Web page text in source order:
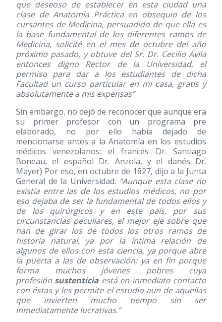
que deseoso de establecer en esta ciudad una
clase de Anatomía Práctica en obsequio de los
cursantes de Medicina, persuadido de que ella es
la base fundamental de los diferentes ramos de
Medicina, solicité en el mes de octubre del año
próximo pasado, y obtuve del Sr. Dr. Cecilio Ávila
entonces digno Rector de la Universidad, el
permiso para dar a los estudiantes de dicha
Facultad un curso particular en mi casa, gratis y
absolutamente a mis expensas”
Sin embargo, no dejó de reconocer que aunque era
su primer profesor con un programa pre
elaborado, no por ello había dejado de
mencionarse antes a la Anatomía en los estudios
médicos venezolanos: el francés Dr. Santiago
Boneau, el español Dr. Anzola, y el danés Dr.
Mayer) Por eso, en octubre de 1827, dijo a la Junta
General de la Universidad: “Aunque esta clase no
existía entre las de los estudios médicos, no por
eso dejaba de ser la fundamental de todos ellos y
de los quirúrgicos y en este país, por sus
circunstancias peculiares, el mejor eje sobre que
han de girar los de todos los otros ramos de
historia natural, ya por la íntima relación de
algunos de ellos con esta ciencia, ya porque abre
la puerta a las de observación; ya en fin porque
forma muchos jóvenes pobres cuya
profesión sustenticia está en inmediato contacto
con éstas y les permite el estudio aun de aquellas
que invierten mucho tiempo sin ser
inmediatamente lucrativas.”